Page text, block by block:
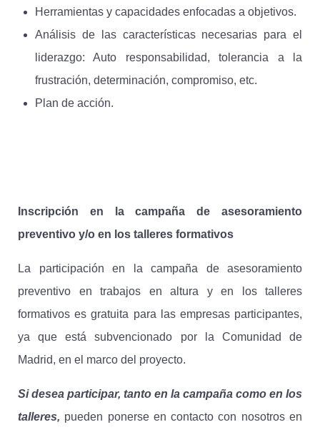
Herramientas y capacidades enfocadas a objetivos.
Análisis de las características necesarias para el
liderazgo: Auto responsabilidad, tolerancia a la
frustración, determinación, compromiso, etc.
Plan de acción.
Inscripción en la campaña de asesoramiento
preventivo y/o en los talleres formativos
La participación en la campaña de asesoramiento
preventivo en trabajos en altura y en los talleres
formativos es gratuita para las empresas participantes,
ya que está subvencionado por la Comunidad de
Madrid, en el marco del proyecto.
Si desea participar, tanto en la campaña como en los
talleres, pueden ponerse en contacto con nosotros en